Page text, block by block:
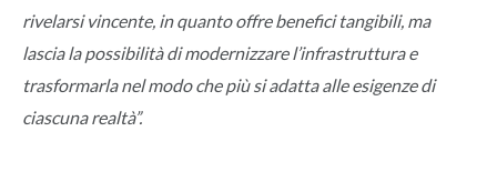
rivelarsi vincente, in quanto offre benefici tangibili, ma
lascia la possibilità di modernizzare l’infrastruttura e
trasformarla nel modo che più si adatta alle esigenze di
ciascuna realtà”.